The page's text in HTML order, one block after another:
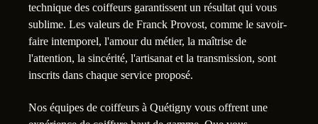
technique des coiffeurs garantissent un résultat qui vous
sublime. Les valeurs de Franck Provost, comme le savoir-
faire intemporel, l'amour du métier, la maîtrise de
l'attention, la sincérité, l'artisanat et la transmission, sont
inscrits dans chaque service proposé.
Nos équipes de coiffeurs à Quétigny vous offrent une